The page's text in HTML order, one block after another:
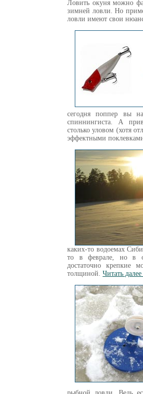
Ловить окуня можно
зимней ловли. Но
ловли имеют свои
сегодня поппер вы
спиннингиста. А
столько уловом (хотя
эффектными
каких-то водоемах
то в феврале, но в
достаточно крепкие
толщиной. Читать